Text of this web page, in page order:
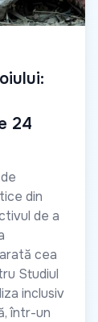
24
din
de a
cea
Studiul
inclusiv
într-un